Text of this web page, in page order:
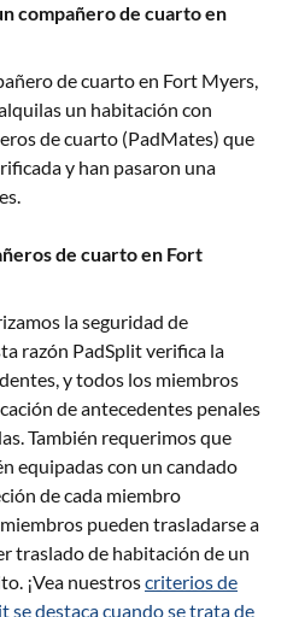
compañero de cuarto en
de cuarto en Fort Myers,
un habitación con
de cuarto (PadMates) que
y han pasaron una
de cuarto en Fort
la seguridad de
razón PadSplit verifica la
y todos los miembros
de antecedentes penales
También requerimos que
equipadas con un candado
de cada miembro
pueden trasladarse a
traslado de habitación de un
¡Vea nuestroscriterios de
se destaca cuando se trata de